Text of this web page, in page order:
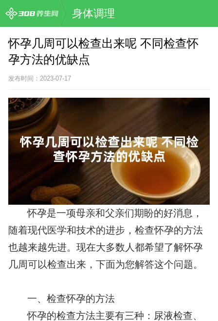
身体调理
怀孕几周可以检查出来呢 不同检查怀
孕方法的优缺点
发布时间：2023-07-17
怀孕是一项母亲和父亲们期盼的好消息，
随着现代医学和技术的进步，检查怀孕的方法
也越来越先进。现在大多数人都希望了解怀孕
几周可以检查出来，下面为您解答这个问题。
一、检查怀孕的方法
怀孕的检查方法主要有三种：尿液检查、